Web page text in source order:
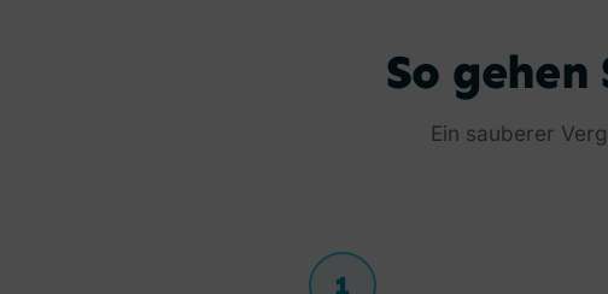
So
Ein sauberer
1